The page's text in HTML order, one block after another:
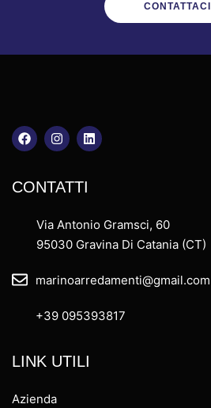
CONTATTACI
CONTATTI
Via Antonio Gramsci, 60
95030 Gravina Di Catania (CT)
marinoarredamenti@gmail.com
+39 095393817
LINK UTILI
Azienda